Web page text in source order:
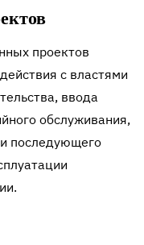
проектов
с властями
ввода
обслуживания,
последующего